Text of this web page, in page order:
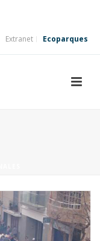
Extranet Ecoparques